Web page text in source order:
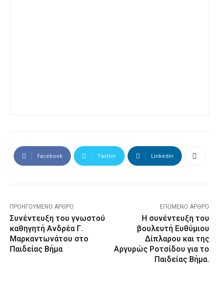
Facebook Twitter Linkedin
ΠΡΟΗΓΟΎΜΕΝΟ ΆΡΘΡΟ
Συνέντευξη του γνωστού
καθηγητή Ανδρέα Γ.
Μαρκαντωνάτου στο
Παιδείας Βήμα
ΕΠΌΜΕΝΟ ΆΡΘΡΟ
H συνέντευξη του
βουλευτή Ευθύμιου
Δίπλαρου και της
Αργυρώς Ροτσίδου για το
Παιδείας Βήμα.